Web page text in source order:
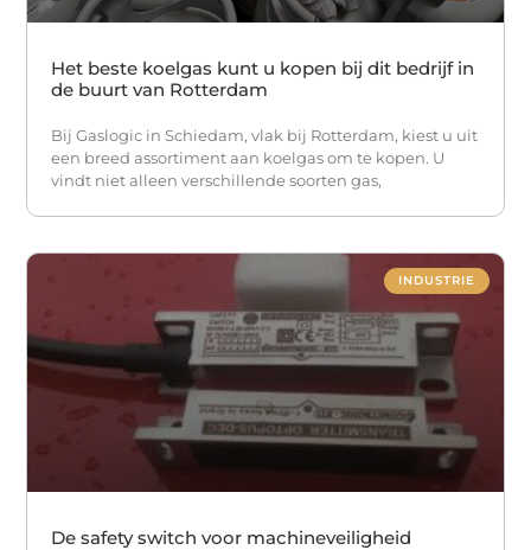
Het beste koelgas kunt u kopen bij dit bedrijf in
de buurt van Rotterdam
Bij Gaslogic in Schiedam, vlak bij Rotterdam, kiest u uit
een breed assortiment aan koelgas om te kopen. U
vindt niet alleen verschillende soorten gas,
INDUSTRIE
De safety switch voor machineveiligheid